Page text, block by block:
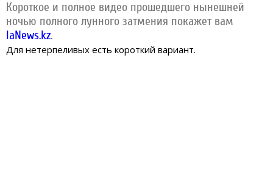
Короткое и полное видео прошедшего нынешней
ночью полного лунного затмения покажет вам
IaNews.kz.
Для нетерпеливых есть короткий вариант.